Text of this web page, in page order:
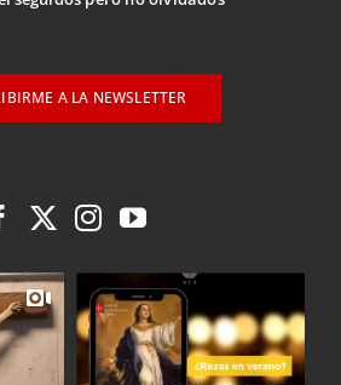
A LA NEWSLETTER